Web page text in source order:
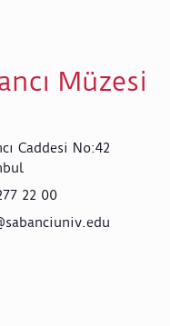
Müzesi
Caddesi No:42
22 00